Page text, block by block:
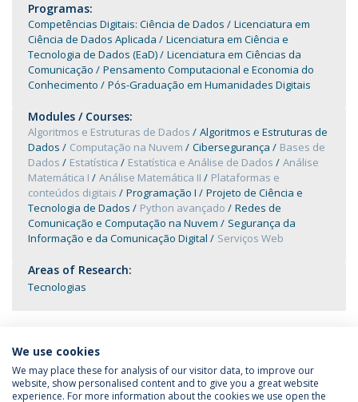
Programas:
Competências Digitais: Ciência de Dados
Licenciatura em
Ciência de Dados Aplicada
Licenciatura em Ciência e
Tecnologia de Dados (EaD)
Licenciatura em Ciências da
Comunicação
Pensamento Computacional e Economia do
Conhecimento
Pós-Graduação em Humanidades Digitais
Modules / Courses:
Algoritmos e Estruturas de Dados
Algoritmos e Estruturas de
Dados
Computação na Nuvem Cibersegurança
Bases de
Dados
Estatística Estatística e Análise de Dados
Análise
Matemática I
Análise Matemática II
Plataformas e
conteúdos digitais
Programação I
Projeto de Ciência e
Tecnologia de Dados
Python avançado
Redes de
Comunicação e Computação na Nuvem
Segurança da
Informação e da Comunicação Digital
Serviços Web
Areas of Research:
Tecnologias
We use cookies
We may place these for analysis of our visitor data, to improve our
website, show personalised content and to give you a great website
experience. For more information about the cookies we use open the